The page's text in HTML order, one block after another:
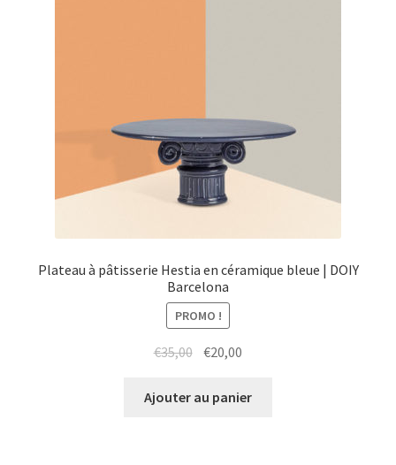
Plateau à pâtisserie Hestia en céramique bleue | DOIY
Barcelona
PROMO !
€35,00 Le
initial
€20,00
actuel
Ajouter au panier